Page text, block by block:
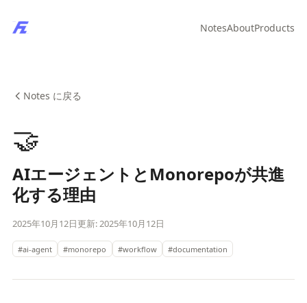
NotesAboutProducts
Notes に戻る
🤝
AIエージェントとMonorepoが共進
化する理由
2025年10月12日更新: 2025年10月12日
#ai-agent #monorepo #workflow #documentation